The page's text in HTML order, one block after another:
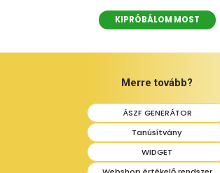
KIPRÓBÁLOM MOST
Merre tovább?
ÁSZF GENERÁTOR
Tanúsítvány
WIDGET